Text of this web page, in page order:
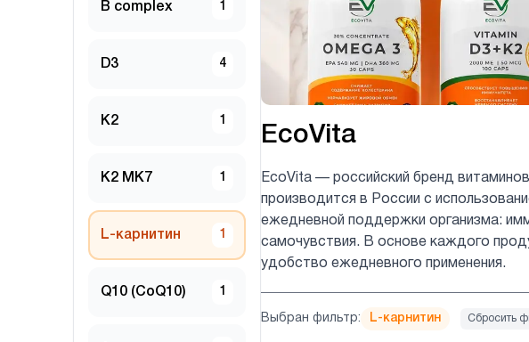
B complex 1
D3 4
K2 1
K2 MK7 1
L-карнитин 1
Q10 (CoQ10) 1
EcoVita
EcoVita — российский бренд
производится в России с
ежедневной поддержки организма:
самочувствия. В основе каждого
удобство ежедневного применения.
Выбран фильтр: L-карнитин Сбросить